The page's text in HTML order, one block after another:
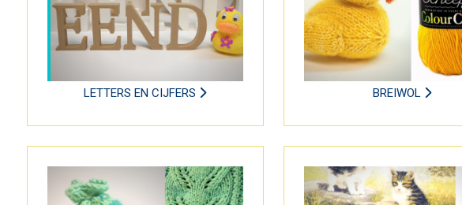
LETTERS EN CIJFERS BREIWOL